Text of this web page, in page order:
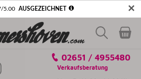
✕
NEWSLETTER ABONNIEREN
02651 / 4955480
Verkaufsberatung